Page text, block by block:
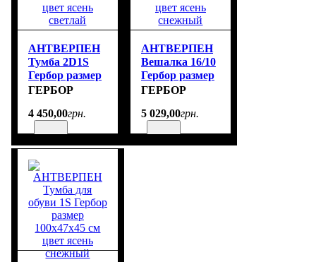
АНТВЕРПЕН
Тумба 2D1S
Гербор размер
100х100х41 см
светлай
ГЕРБОР
4 450,00грн.
АНТВЕРПЕН
Вешалка 16/10
Гербор размер
100х158х25 см
снежный
ГЕРБОР
5 029,00грн.